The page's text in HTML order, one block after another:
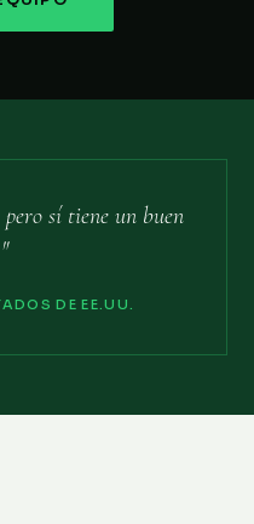
sí tiene un buen
DE EE.UU.